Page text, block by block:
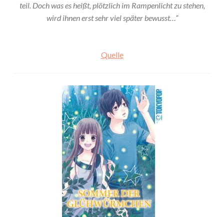
teil. Doch was es heißt, plötzlich im Rampenlicht zu stehen,
wird ihnen erst sehr viel später bewusst…”
Quelle